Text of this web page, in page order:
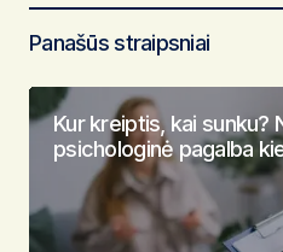
Panašūs straipsniai
Kur kreiptis, kai sunku?
psichologinė pagalba